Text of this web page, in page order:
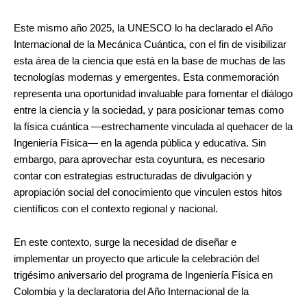
Este mismo año 2025, la UNESCO lo ha declarado el Año
Internacional de la Mecánica Cuántica, con el fin de visibilizar
esta área de la ciencia que está en la base de muchas de las
tecnologías modernas y emergentes. Esta conmemoración
representa una oportunidad invaluable para fomentar el diálogo
entre la ciencia y la sociedad, y para posicionar temas como
la física cuántica —estrechamente vinculada al quehacer de la
Ingeniería Física— en la agenda pública y educativa. Sin
embargo, para aprovechar esta coyuntura, es necesario
contar con estrategias estructuradas de divulgación y
apropiación social del conocimiento que vinculen estos hitos
científicos con el contexto regional y nacional.
En este contexto, surge la necesidad de diseñar e
implementar un proyecto que articule la celebración del
trigésimo aniversario del programa de Ingeniería Física en
Colombia y la declaratoria del Año Internacional de la